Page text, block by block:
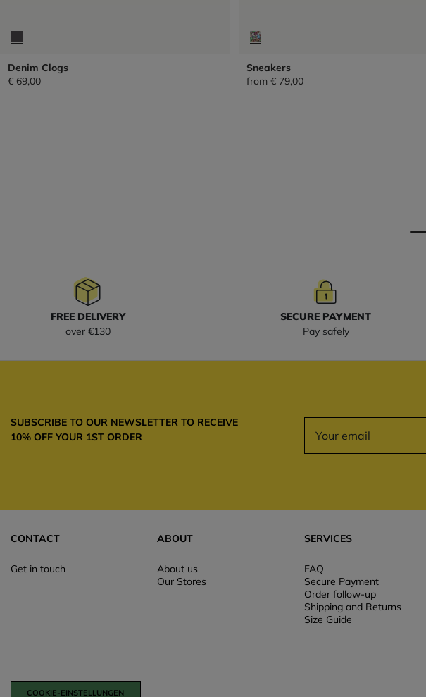
Denim Clogs
€ 69,00
Sneakers
from € 79,00
FREE DELIVERY
over €130
SECURE PAYMENT
Pay safely
SUBSCRIBE TO OUR NEWSLETTER TO RECEIVE
10% OFF YOUR 1ST ORDER
CONTACT
Get in touch
ABOUT
About us
Our Stores
SERVICES
FAQ
Secure Payment
Order follow-up
Shipping and Returns
Size Guide
COOKIE-EINSTELLUNGEN